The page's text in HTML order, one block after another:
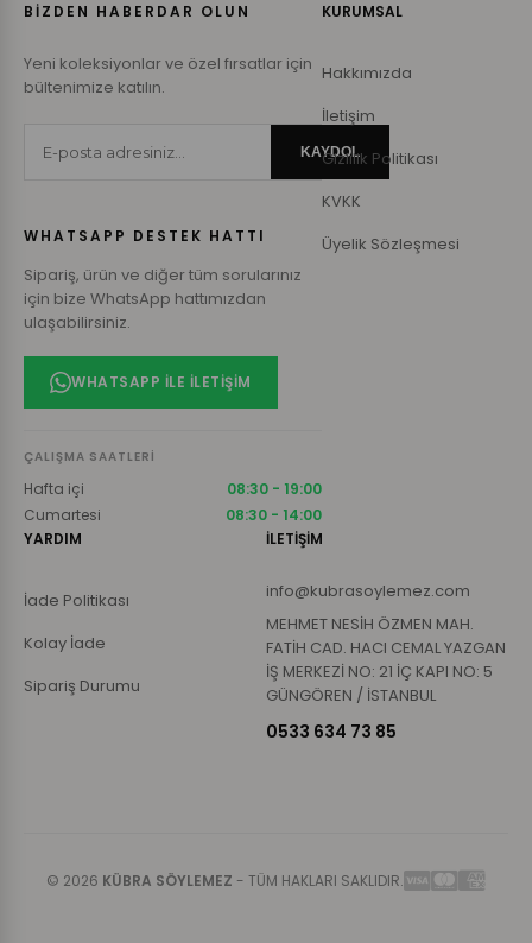
BİZDEN HABERDAR OLUN
Yeni koleksiyonlar ve özel fırsatlar için
bültenimize katılın.
KAYDOL
WHATSAPP DESTEK HATTI
Sipariş, ürün ve diğer tüm sorularınız
için bize WhatsApp hattımızdan
ulaşabilirsiniz.
WHATSAPP ILE İLETIŞIM
ÇALIŞMA SAATLERI
Hafta içi
08:30 - 19:00
Cumartesi
08:30 - 14:00
KURUMSAL
Hakkımızda
İletişim
Gizlilik Politikası
KVKK
Üyelik Sözleşmesi
YARDIM
İade Politikası
Kolay İade
Sipariş Durumu
İLETİŞİM
info@kubrasoylemez.com
MEHMET NESİH ÖZMEN MAH.
FATİH CAD. HACI CEMAL YAZGAN
İŞ MERKEZİ NO: 21 İÇ KAPI NO: 5
GÜNGÖREN / İSTANBUL
0533 634 73 85
© 2026 KÜBRA SÖYLEMEZ - TÜM HAKLARI SAKLIDIR.